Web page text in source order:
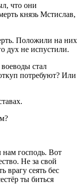
что они
князь Мстислав,
Положили на них
дух не испустили.
стал
потребуют? Или
господь. Вот
Не за свой
врагу сеять бес
ты биться